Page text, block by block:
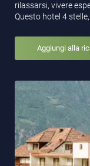
rilassarsi, vivere
Questo hotel 4
Aggiungi alla